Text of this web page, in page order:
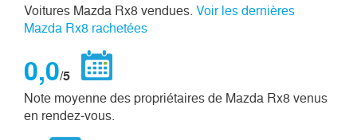
Voitures Mazda Rx8 vendues. Voir les dernières
Mazda Rx8 rachetées
0,0/5
Note moyenne des propriétaires de Mazda Rx8 venus
en rendez-vous.